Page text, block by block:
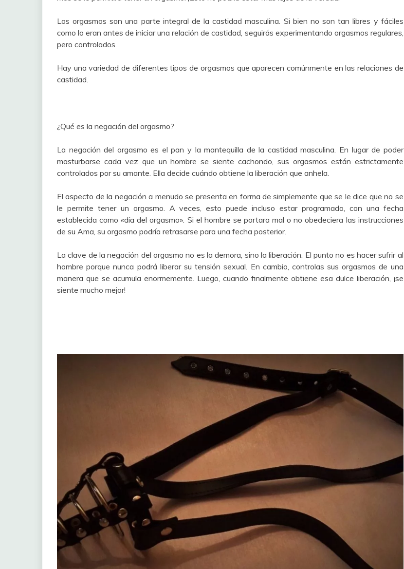
Los orgasmos son una parte integral de la castidad masculina. Si bien no son tan libres y fáciles
como lo eran antes de iniciar una relación de castidad, seguirás experimentando orgasmos regulares,
pero controlados.
Hay una variedad de diferentes tipos de orgasmos que aparecen comúnmente en las relaciones de
castidad.
¿Qué es la negación del orgasmo?
La negación del orgasmo es el pan y la mantequilla de la castidad masculina. En lugar de poder
masturbarse cada vez que un hombre se siente cachondo, sus orgasmos están estrictamente
controlados por su amante. Ella decide cuándo obtiene la liberación que anhela.
El aspecto de la negación a menudo se presenta en forma de simplemente que se le dice que no se
le permite tener un orgasmo. A veces, esto puede incluso estar programado, con una fecha
establecida como «día del orgasmo». Si el hombre se portara mal o no obedeciera las instrucciones
de su Ama, su orgasmo podría retrasarse para una fecha posterior.
La clave de la negación del orgasmo no es la demora, sino la liberación. El punto no es hacer sufrir al
hombre porque nunca podrá liberar su tensión sexual. En cambio, controlas sus orgasmos de una
manera que se acumula enormemente. Luego, cuando finalmente obtiene esa dulce liberación, ¡se
siente mucho mejor!